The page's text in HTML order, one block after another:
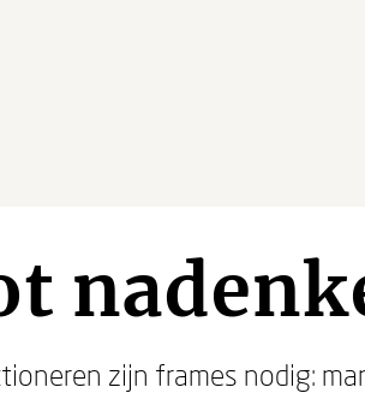
zijn frames nodig: